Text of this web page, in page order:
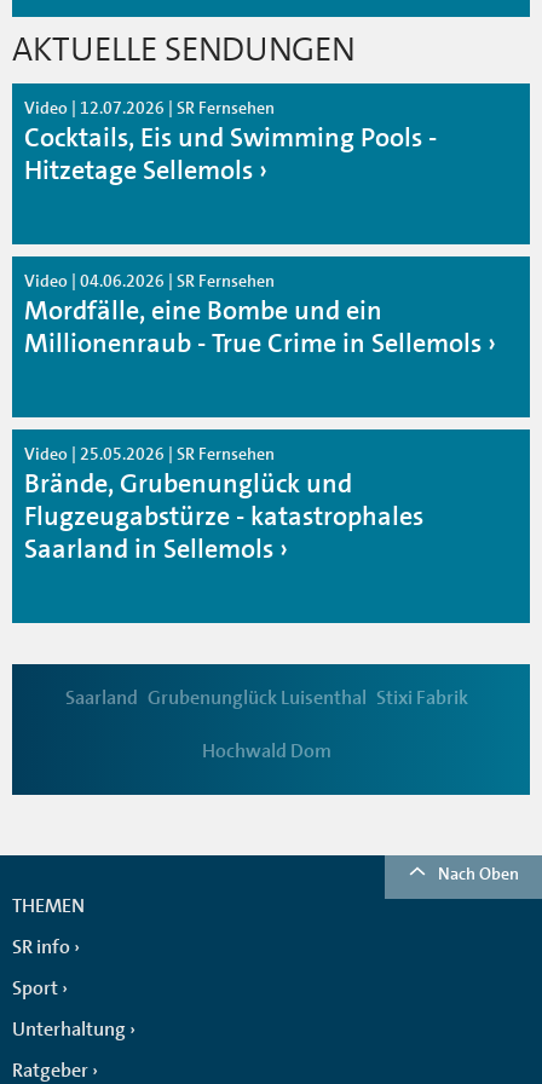
AKTUELLE SENDUNGEN
Video | 12.07.2026 | SR Fernsehen
Cocktails, Eis und Swimming Pools -
Hitzetage Sellemols
Video | 04.06.2026 | SR Fernsehen
Mordfälle, eine Bombe und ein
Millionenraub - True Crime in Sellemols
Video | 25.05.2026 | SR Fernsehen
Brände, Grubenunglück und
Flugzeugabstürze - katastrophales
Saarland in Sellemols
Saarland Grubenunglück Luisenthal Stixi Fabrik
Hochwald Dom
Nach Oben
THEMEN
SR info
Sport
Unterhaltung
Ratgeber